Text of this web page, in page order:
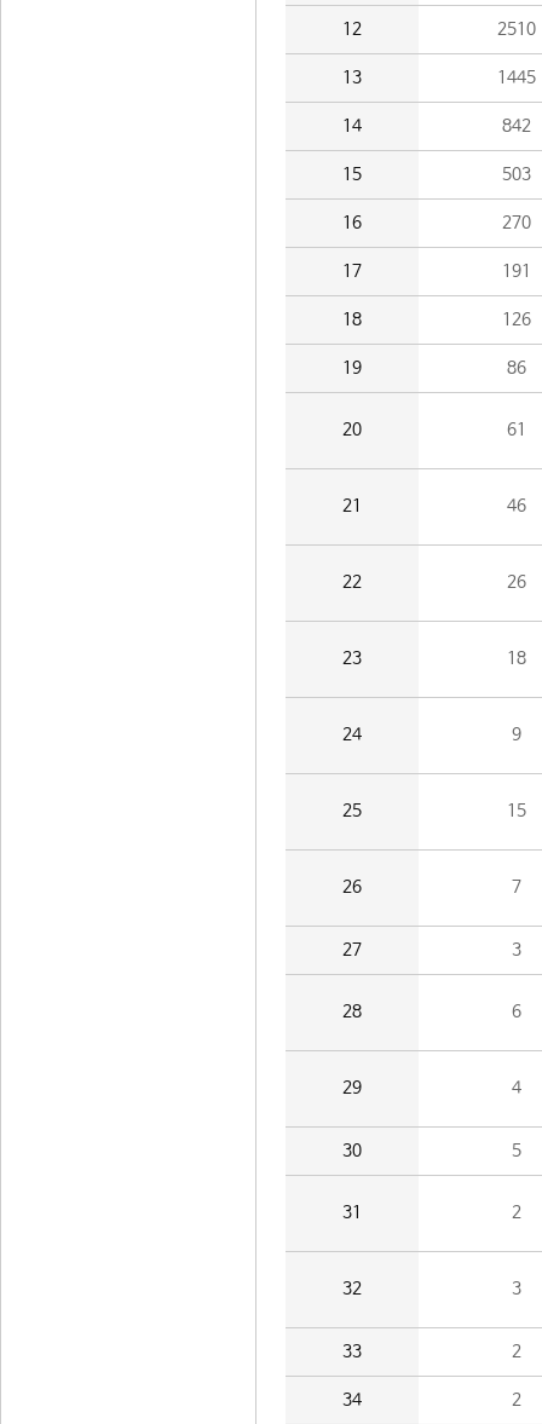
12 2510
13 1445
14 842
15 503
16 270
17 191
18 126
19 86
20 61
21 46
22 26
23 18
24 9
25 15
26 7
27 3
28 6
29 4
30 5
31 2
32 3
33 2
34 2